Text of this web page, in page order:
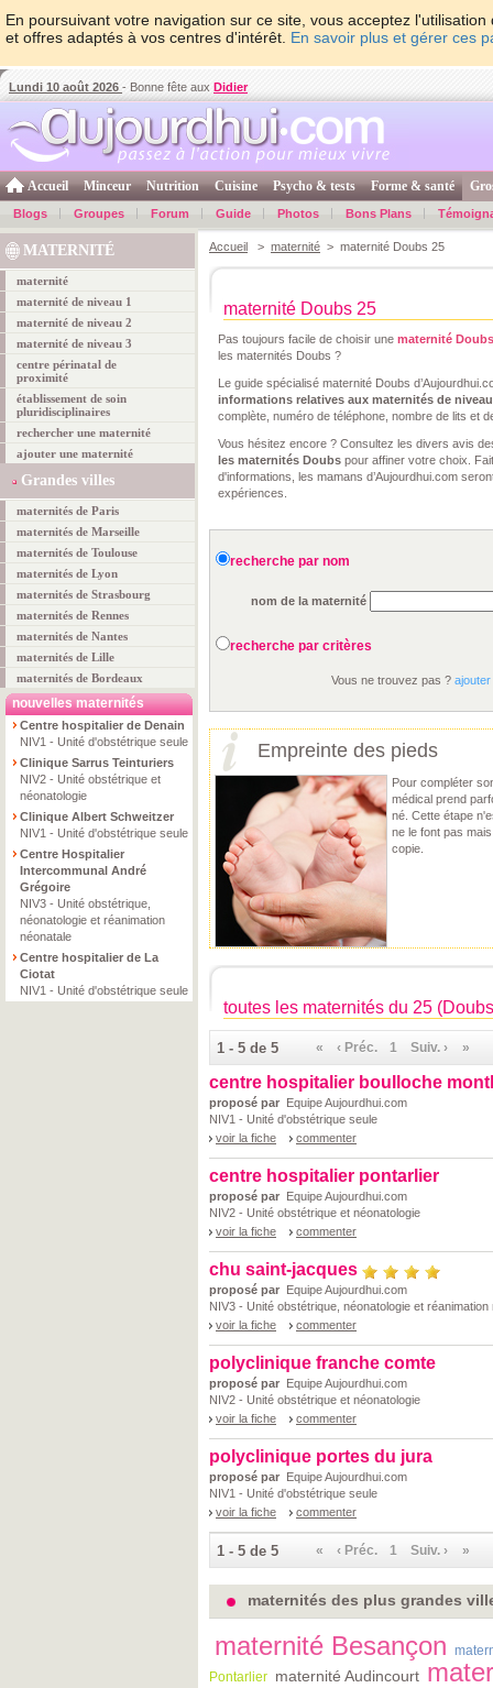
En poursuivant votre navigation sur ce site, vous acceptez
et offres adaptés à vos centres d'intérêt. En savoir plus et gérer ces
Lundi 10 août 2026 - Bonne fête aux Didier
Accueil Minceur Nutrition Cuisine Psycho & tests Forme & santé
Blogs Groupes Forum Guide Photos Bons Plans
MATERNITÉ
maternité
maternité de niveau 1
maternité de niveau 2
maternité de niveau 3
centre périnatal de
proximité
établissement de soin
pluridisciplinaires
rechercher une maternité
ajouter une maternité
Grandes villes
maternités de Paris
maternités de Marseille
maternités de Toulouse
maternités de Lyon
maternités de Strasbourg
maternités de Rennes
maternités de Nantes
maternités de Lille
maternités de Bordeaux
nouvelles maternités
Centre hospitalier de Denain
NIV1 - Unité d'obstétrique seule
Clinique Sarrus Teinturiers
NIV2 - Unité obstétrique et
néonatologie
Clinique Albert Schweitzer
NIV1 - Unité d'obstétrique seule
Centre Hospitalier
Intercommunal André
Grégoire
NIV3 - Unité obstétrique,
néonatologie et réanimation
néonatale
Centre hospitalier de La
Ciotat
NIV1 - Unité d'obstétrique seule
Accueil > maternité > maternité Doubs 25
maternité Doubs 25
Pas toujours facile de choisir une maternité Doubs
les maternités Doubs ?
Le guide spécialisé maternité Doubs
informations relatives aux maternités de niveau
complète, numéro de téléphone, nombre de lits et
Vous hésitez encore ? Consultez les divers avis
les maternités Doubs pour affiner votre choix.
d'informations, les mamans d’Aujourdhui.com
expériences.
recherche par nom
nom de la maternité
recherche par critères
Vous ne trouvez pas ?
Empreinte des pieds
Pour compléter
médical prend
né. Cette étape
ne le font pas
copie.
toutes les maternités du 25
1 - 5 de 5 « ‹ Préc. 1 Suiv. › »
centre hospitalier boulloche
proposé par Equipe Aujourdhui.com
NIV1 - Unité d'obstétrique seule
voir la fiche
commenter
centre hospitalier pontarlier
proposé par Equipe Aujourdhui.com
NIV2 - Unité obstétrique et néonatologie
voir la fiche
commenter
chu saint-jacques
proposé par Equipe Aujourdhui.com
NIV3 - Unité obstétrique, néonatologie et réanimation
voir la fiche
commenter
polyclinique franche comte
proposé par Equipe Aujourdhui.com
NIV2 - Unité obstétrique et néonatologie
voir la fiche
commenter
polyclinique portes du jura
proposé par Equipe Aujourdhui.com
NIV1 - Unité d'obstétrique seule
voir la fiche
commenter
1 - 5 de 5 « ‹ Préc. 1 Suiv. › »
maternités des plus grandes
maternité Besançon
Pontarlier maternité Audincourt